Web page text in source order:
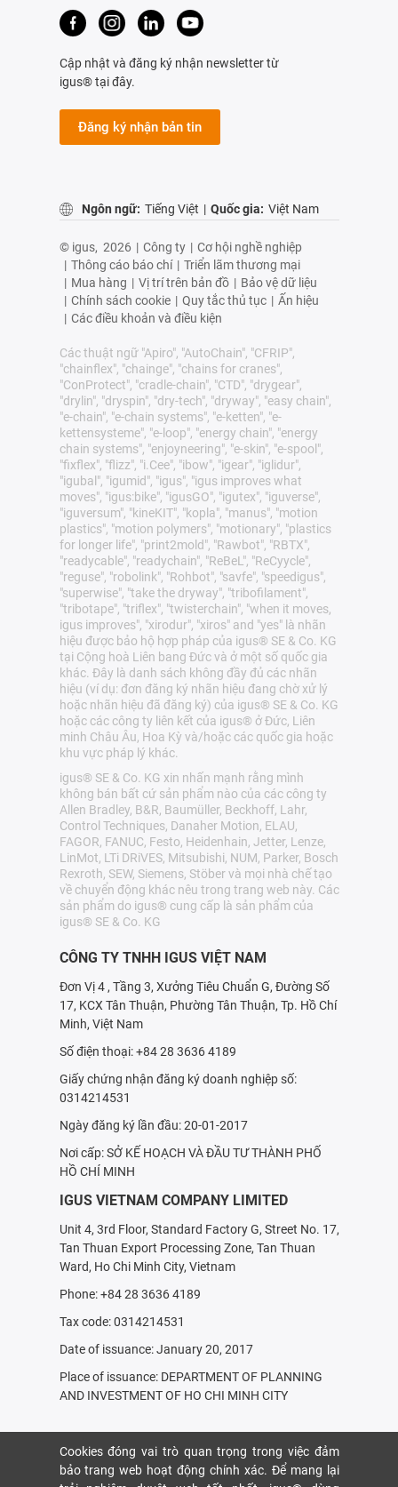
Cập nhật và đăng ký nhận newsletter từ
igus® tại đây.
Đăng ký nhận bản tin
Ngôn ngữ: Tiếng Việt | Quốc gia: Việt Nam
© igus, 2026 | Công ty | Cơ hội nghề nghiệp
| Thông cáo báo chí | Triển lãm thương mại
| Mua hàng | Vị trí trên bản đồ | Bảo vệ dữ liệu
| Chính sách cookie | Quy tắc thủ tục | Ấn hiệu
| Các điều khoản và điều kiện
Các thuật ngữ "Apiro", "AutoChain", "CFRIP",
"chainflex", "chainge", "chains for cranes",
"ConProtect", "cradle-chain", "CTD", "drygear",
"drylin", "dryspin", "dry-tech", "dryway", "easy chain",
"e-chain", "e-chain systems", "e-ketten", "e-
kettensysteme", "e-loop", "energy chain", "energy
chain systems", "enjoyneering", "e-skin", "e-spool",
"fixflex", "flizz", "i.Cee", "ibow", "igear", "iglidur",
"igubal", "igumid", "igus", "igus improves what
moves", "igus:bike", "igusGO", "igutex", "iguverse",
"iguversum", "kineKIT", "kopla", "manus", "motion
plastics", "motion polymers", "motionary", "plastics
for longer life", "print2mold", "Rawbot", "RBTX",
"readycable", "readychain", "ReBeL", "ReCyycle",
"reguse", "robolink", "Rohbot", "savfe", "speedigus",
"superwise", "take the dryway", "tribofilament",
"tribotape", "triflex", "twisterchain", "when it moves,
igus improves", "xirodur", "xiros" and "yes" là nhãn
hiệu được bảo hộ hợp pháp của igus® SE & Co. KG
tại Cộng hoà Liên bang Đức và ở một số quốc gia
khác. Đây là danh sách không đầy đủ các nhãn
hiệu (ví dụ: đơn đăng ký nhãn hiệu đang chờ xử lý
hoặc nhãn hiệu đã đăng ký) của igus® SE & Co. KG
hoặc các công ty liên kết của igus® ở Đức, Liên
minh Châu Âu, Hoa Kỳ và/hoặc các quốc gia hoặc
khu vực pháp lý khác.
igus® SE & Co. KG xin nhấn mạnh rằng mình
không bán bất cứ sản phẩm nào của các công ty
Allen Bradley, B&R, Baumüller, Beckhoff, Lahr,
Control Techniques, Danaher Motion, ELAU,
FAGOR, FANUC, Festo, Heidenhain, Jetter, Lenze,
LinMot, LTi DRiVES, Mitsubishi, NUM, Parker, Bosch
Rexroth, SEW, Siemens, Stöber và mọi nhà chế tạo
về chuyển động khác nêu trong trang web này. Các
sản phẩm do igus® cung cấp là sản phẩm của
igus® SE & Co. KG
CÔNG TY TNHH IGUS VIỆT NAM
Đơn Vị 4 , Tầng 3, Xưởng Tiêu Chuẩn G, Đường Số
17, KCX Tân Thuận, Phường Tân Thuận, Tp. Hồ Chí
Minh, Việt Nam
Số điện thoại: +84 28 3636 4189
Giấy chứng nhận đăng ký doanh nghiệp số:
0314214531
Ngày đăng ký lần đầu: 20-01-2017
Nơi cấp: SỞ KẾ HOẠCH VÀ ÐẦU TƯ THÀNH PHỐ
HỒ CHÍ MINH
IGUS VIETNAM COMPANY LIMITED
Unit 4, 3rd Floor, Standard Factory G, Street No. 17,
Tan Thuan Export Processing Zone, Tan Thuan
Ward, Ho Chi Minh City, Vietnam
Phone: +84 28 3636 4189
Tax code: 0314214531
Date of issuance: January 20, 2017
Place of issuance: DEPARTMENT OF PLANNING
AND INVESTMENT OF HO CHI MINH CITY
Cookies đóng vai trò quan trọng trong việc đảm
bảo trang web hoạt động chính xác. Để mang lại